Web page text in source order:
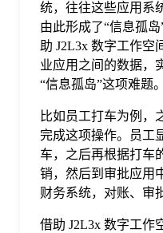
统，往往这些应用系
由此形成了“信息孤
助 J2L3x 数字工作空
业应用之间的数据，
“信息孤岛”这项难题。
比如员工打车为例，
完成这项操作。员工
车，之后再根据打车
销，然后到审批应用
财务系统，对账、审
借助 J2L3x 数字工作